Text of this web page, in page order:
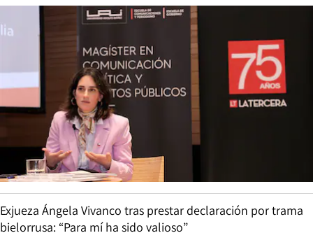
Exjueza Ángela Vivanco tras prestar declaración por trama
bielorrusa: “Para mí ha sido valioso”